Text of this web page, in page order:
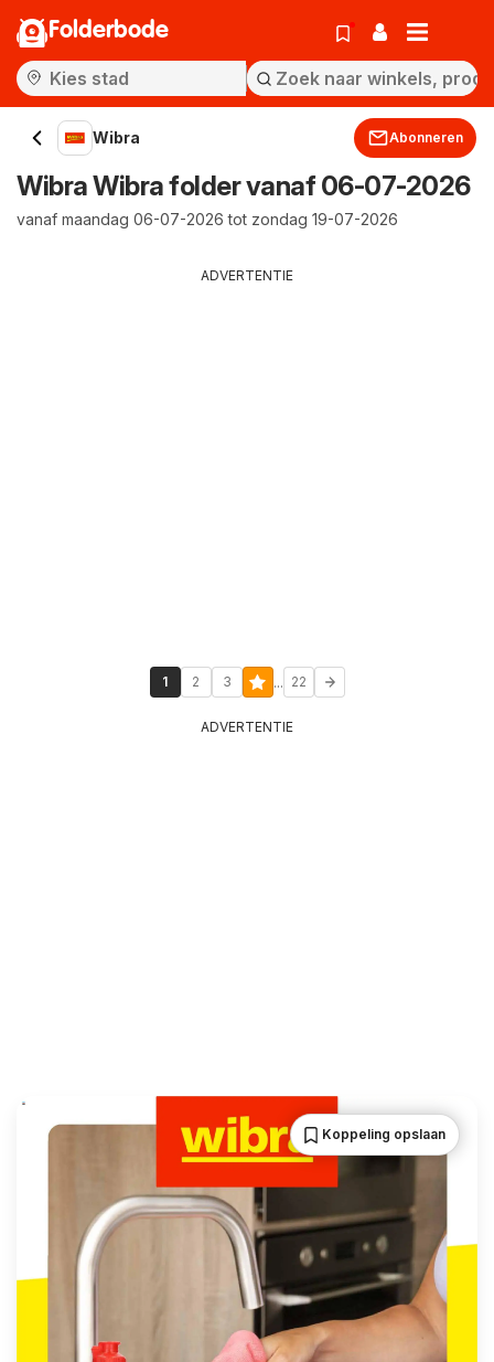
Folderbode
Wibra Abonneren
Wibra Wibra folder vanaf 06-07-2026
vanaf maandag 06-07-2026 tot zondag 19-07-2026
ADVERTENTIE
1 2 3 ... 22
ADVERTENTIE
Koppeling opslaan